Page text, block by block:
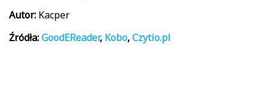
Autor: Kacper
Źródła:GoodEReader, Kobo,Czytio.pl